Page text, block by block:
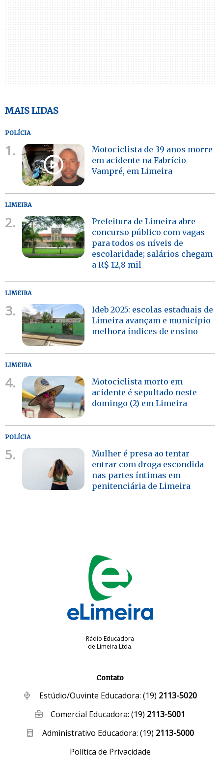
MAIS LIDAS
POLÍCIA
1.
Motociclista de 39 anos morre
em acidente na Fabrício
Vampré, em Limeira
LIMEIRA
2.
Prefeitura de Limeira abre
concurso público com vagas
para todos os níveis de
escolaridade; salários chegam
a R$ 12,8 mil
LIMEIRA
3.
Ideb 2025: escolas estaduais de
Limeira avançam e município
melhora índices de ensino
LIMEIRA
4.
Motociclista morto em
acidente é sepultado neste
domingo (2) em Limeira
POLÍCIA
5.
Mulher é presa ao tentar
entrar com droga escondida
nas partes íntimas em
penitenciária de Limeira
Rádio Educadora
de Limeira Ltda.
Contato
Estúdio/Ouvinte Educadora: (19) 2113-5020
Comercial Educadora:(19) 2113-5001
Administrativo Educadora: (19) 2113-5000
Política de Privacidade